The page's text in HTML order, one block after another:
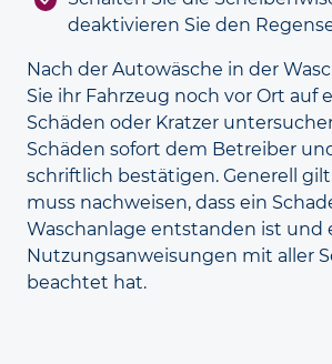
deaktivieren Sie den
Nach der Autowäsche in der
Sie ihr Fahrzeug noch vor Ort auf
Schäden oder Kratzer
Schäden sofort dem Betreiber
schriftlich bestätigen. Generell
muss nach­weisen, dass ein
Wasch­anlage entstanden ist und
Nutzungs­anweisungen mit aller
beachtet hat.